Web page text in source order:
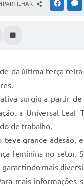
da última terça-feira
surgiu a partir de
a Universal Leaf
de trabalho.
teve grande adesão,
feminina no setor.
garantindo mais
mais informações